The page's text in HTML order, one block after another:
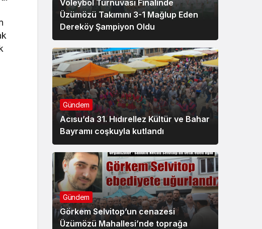
Voleybol Turnuvası Finalinde
Üzümözü Takımını 3-1 Mağlup Eden
Dereköy Şampiyon Oldu
Gündem
Acısu’da 31. Hıdırellez Kültür ve Bahar
Bayramı coşkuyla kutlandı
Gündem
Görkem Selvitop’un cenazesi
Üzümözü Mahallesi’nde toprağa